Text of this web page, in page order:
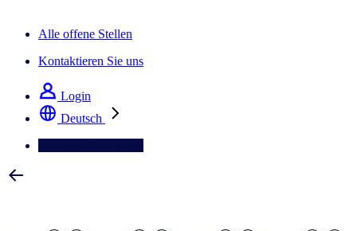
Alle offene Stellen
Kontaktieren Sie uns
Login
Deutsch